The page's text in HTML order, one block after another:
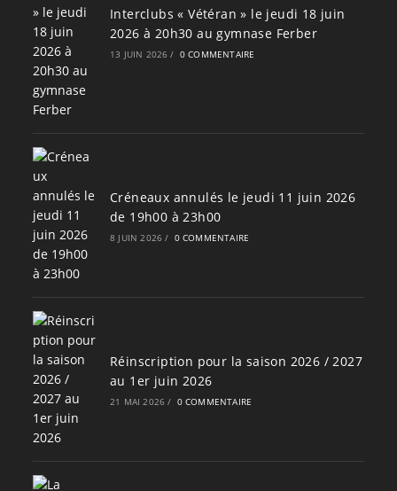
Interclubs « Vétéran » le jeudi 18 juin
2026 à 20h30 au gymnase Ferber
13 JUIN 2026 / 0 COMMENTAIRE
Créneaux annulés le jeudi 11 juin 2026
de 19h00 à 23h00
8 JUIN 2026 / 0 COMMENTAIRE
Réinscription pour la saison 2026 / 2027
au 1er juin 2026
21 MAI 2026 / 0 COMMENTAIRE